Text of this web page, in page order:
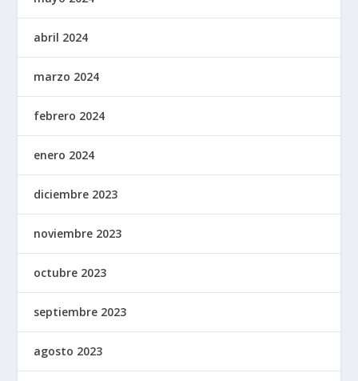
abril 2024
marzo 2024
febrero 2024
enero 2024
diciembre 2023
noviembre 2023
octubre 2023
septiembre 2023
agosto 2023